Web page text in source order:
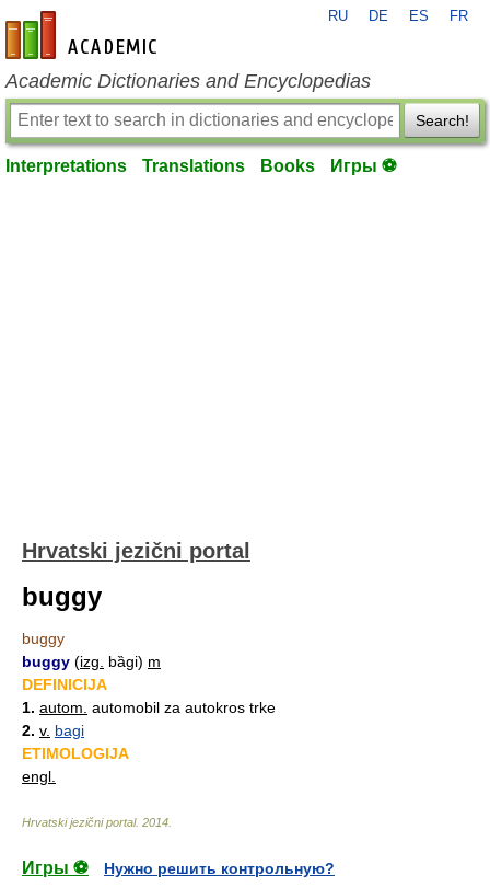
en-academic.com
RU DE ES FR
Academic Dictionaries and Encyclopedias
Search!
Interpretations Translations Books Игры ⚽
Hrvatski jezični portal
buggy
buggy
buggy (izg. bȁgi) m
DEFINICIJA
1. autom. automobil za autokros trke
2. v. bagi
ETIMOLOGIJA
engl.
Hrvatski jezični portal. 2014
Игры ⚽
Нужно решить контрольную?